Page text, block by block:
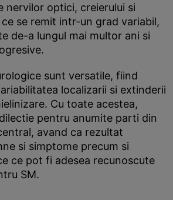
nervilor optici, creierului si
se remit intr-un grad variabil,
de-a lungul mai multor ani si
sunt versatile, fiind
localizarii si extinderii
Cu toate acestea,
pentru anumite parti din
avand ca rezultat
si simptome precum si
ce pot fi adesea recunoscute
SM.